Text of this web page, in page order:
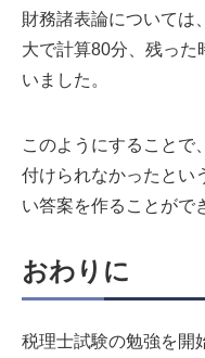
財務諸表論については
大で計算80分、残った
いました。
このようにすることで
付けられなかったとい
い答案を作ることがで
おわりに
税理士試験の勉強を開